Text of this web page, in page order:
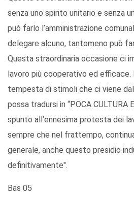
senza uno spirito unitario e senza
può farlo l’amministrazione
delegare alcuno, tantomeno può
Questa straordinaria occasione ci
lavoro più cooperativo ed
tempesta di stimoli che ci viene
possa tradursi in “POCA CULTURA
spunto all’ennesima protesta dei
sempre che nel frattempo,
generale, anche questo presidio
definitivamente".
Bas 05